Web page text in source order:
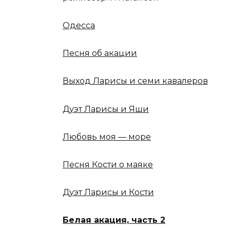
Одесса
Песня об акации
Выход Ларисы и семи кавалеров
Дуэт Ларисы и Яши
Любовь моя — море
Песня Кости о маяке
Дуэт Ларисы и Кости
Белая акация, часть 2